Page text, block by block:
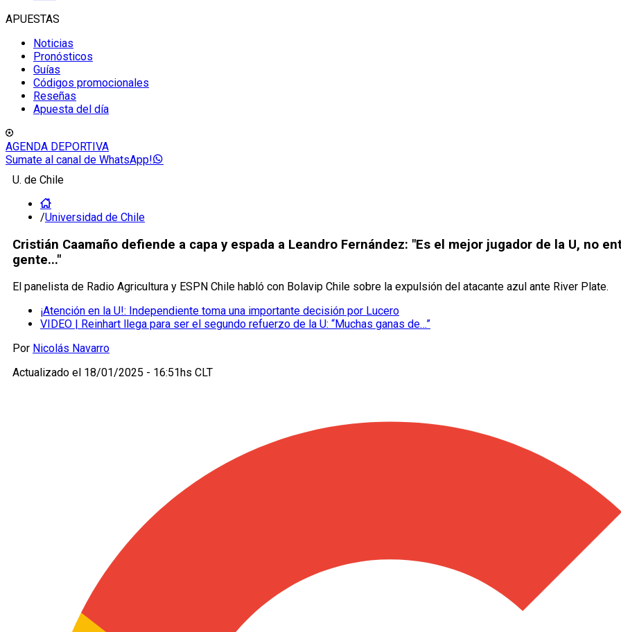
APUESTAS
Noticias
Pronósticos
Guías
Códigos promocionales
Reseñas
Apuesta del día
AGENDA DEPORTIVA
Sumate al canal de WhatsApp!
U. de Chile
/Universidad de Chile
Cristián Caamaño defiende a capa y espada a Leandro Fernández: "Es el mejor jugador de la U, no
gente..."
El panelista de Radio Agricultura y ESPN Chile habló con Bolavip Chile sobre la expulsión del atacante azul ante River Plate.
¡Atención en la U!: Independiente toma una importante decisión por Lucero
VIDEO | Reinhart llega para ser el segundo refuerzo de la U: “Muchas ganas de…”
Por Nicolás Navarro
Actualizado el 18/01/2025 - 16:51hs CLT